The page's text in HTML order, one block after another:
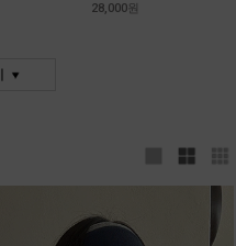
28,000원